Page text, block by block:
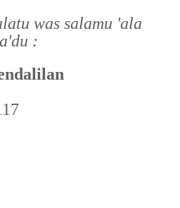
was salamu 'ala
: